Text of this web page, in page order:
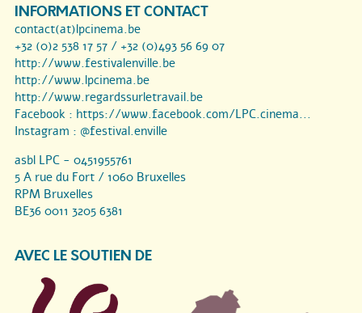
INFORMATIONS ET CONTACT
contact(at)lpcinema.be
+32 (0)2 538 17 57 / +32 (0)493 56 69 07
http://www.festivalenville.be
http://www.lpcinema.be
http://www.regardssurletravail.be
Facebook : https://www.facebook.com/LPC.cinema...
Instagram : @festival.enville
asbl LPC - 0451955761
5 A rue du Fort / 1060 Bruxelles
RPM Bruxelles
BE36 0011 3205 6381
AVEC LE SOUTIEN DE